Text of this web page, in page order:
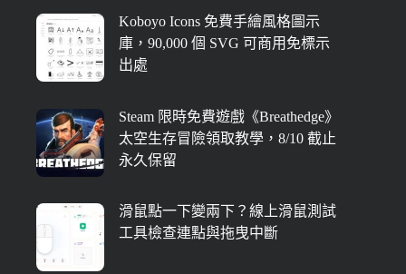
Koboyo Icons 免費手繪風格圖示
庫，90,000 個 SVG 可商用免標示
出處
Steam 限時免費遊戲《Breathedge》
太空生存冒險領取教學，8/10 截止
永久保留
滑鼠點一下變兩下？線上滑鼠測試
工具檢查連點與拖曳中斷